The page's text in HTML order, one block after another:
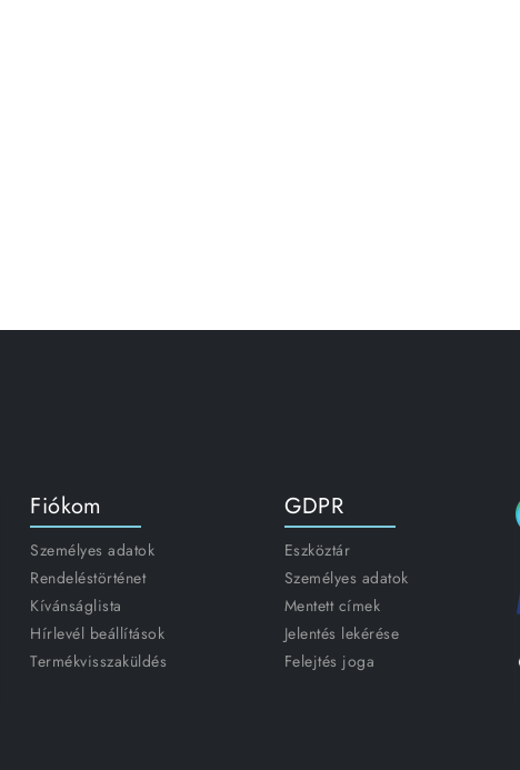
Fiókom
Személyes adatok
Rendeléstörténet
Kívánságlista
Hírlevél beállítások
Termékvisszaküldés
GDPR
Eszköztár
Személyes adatok
Mentett címek
Jelentés lekérése
Felejtés joga